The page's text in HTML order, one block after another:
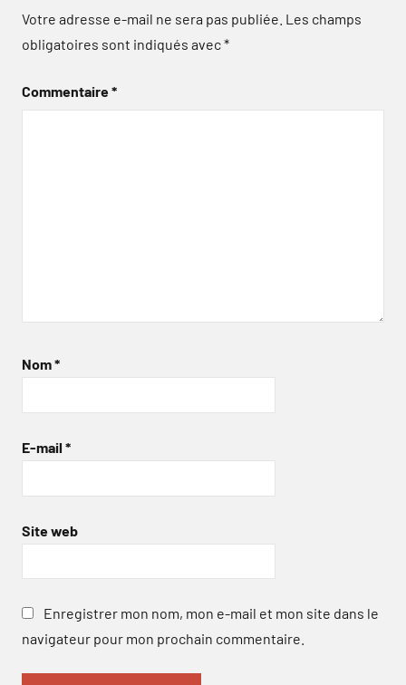
Votre adresse e-mail ne sera pas publiée. Les champs
obligatoires sont indiqués avec*
Commentaire*
Nom*
E-mail *
Site web
Enregistrer mon nom, mon e-mail et mon site dans le
navigateur pour mon prochain commentaire.